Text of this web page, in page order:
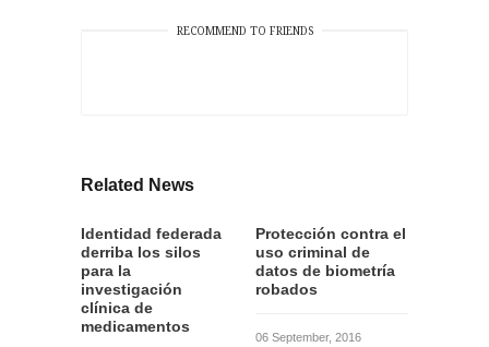
RECOMMEND TO FRIENDS
Related News
Identidad federada
derriba los silos
para la
investigación
clínica de
medicamentos
Protección contra el
uso criminal de
datos de biometría
robados
06 September, 2016